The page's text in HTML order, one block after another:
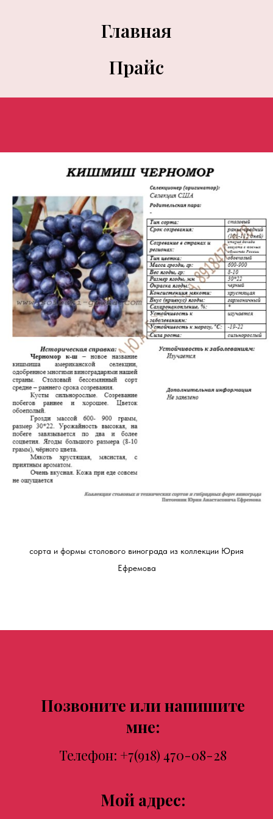
Главная
Прайс
сорта и формы столового винограда из коллекции Юрия
Ефремова
Позвоните или напишите
мне:
Телефон: +7(918) 470-08-28
Мой адрес: